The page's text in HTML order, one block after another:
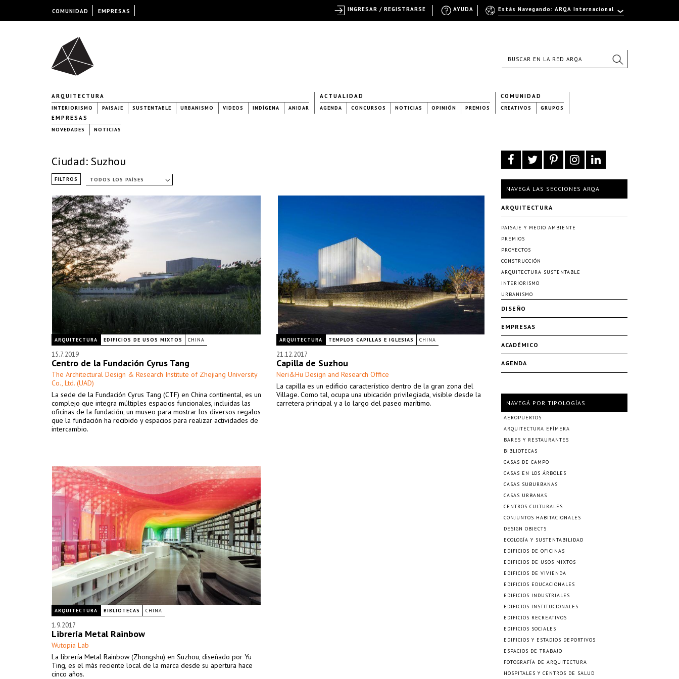
ARQUITECTURA
INTERIORISMO PAISAJE SUSTENTABLE URBANISMO VIDEOS INDÍGENA ANIDAR
ACTUALIDAD
AGENDA CONCURSOS NOTICIAS OPINIÓN PREMIOS
COMUNIDAD
CREATIVOS GRUPOS
EMPRESAS
NOVEDADES NOTICIAS
Ciudad: Suzhou
FILTROS TODOS LOS PAÍSES
ARQUITECTURA EDIFICIOS DE USOS MIXTOS CHINA
15.7.2019
Centro de la Fundación Cyrus Tang
The Architectural Design & Research Institute of Zhejiang University
Co., Ltd. (UAD)
La sede de la Fundación Cyrus Tang (CTF) en China continental, es un
complejo que integra múltiples espacios funcionales, incluidas las
oficinas de la fundación, un museo para mostrar los diversos regalos
que la fundación ha recibido y espacios para realizar actividades de
intercambio.
ARQUITECTURA TEMPLOS CAPILLAS E IGLESIAS CHINA
21.12.2017
Capilla de Suzhou
Neri&Hu Design and Research Office
La capilla es un edificio característico dentro de la gran zona del
Village. Como tal, ocupa una ubicación privilegiada, visible desde la
carretera principal y a lo largo del paseo marítimo.
ARQUITECTURA BIBLIOTECAS CHINA
1.9.2017
Librería Metal Rainbow
Wutopia Lab
La librería Metal Rainbow (Zhongshu) en Suzhou, diseñado por Yu
Ting, es el más reciente local de la marca desde su apertura hace
cinco años.
NAVEGÁ LAS SECCIONES ARQA
ARQUITECTURA
PAISAJE Y MEDIO AMBIENTE
PREMIOS
PROYECTOS
CONSTRUCCIÓN
ARQUITECTURA SUSTENTABLE
INTERIORISMO
URBANISMO
DISEÑO
EMPRESAS
ACADÉMICO
AGENDA
NAVEGÁ POR TIPOLOGÍAS
AEROPUERTOS
ARQUITECTURA EFÍMERA
BARES Y RESTAURANTES
BIBLIOTECAS
CASAS DE CAMPO
CASAS EN LOS ÁRBOLES
CASAS SUBURBANAS
CASAS URBANAS
CENTROS CULTURALES
CONJUNTOS HABITACIONALES
DESIGN OBJECTS
ECOLOGÍA Y SUSTENTABILIDAD
EDIFICIOS DE OFICINAS
EDIFICIOS DE USOS MIXTOS
EDIFICIOS DE VIVIENDA
EDIFICIOS EDUCACIONALES
EDIFICIOS INDUSTRIALES
EDIFICIOS INSTITUCIONALES
EDIFICIOS RECREATIVOS
EDIFICIOS SOCIALES
EDIFICIOS Y ESTADIOS DEPORTIVOS
ESPACIOS DE TRABAJO
FOTOGRAFÍA DE ARQUITECTURA
HOSPITALES Y CENTROS DE SALUD
COMUNIDAD EMPRESAS Estás Navegando: ARQA Internacional
AYUDA
INGRESAR / REGISTRARSE